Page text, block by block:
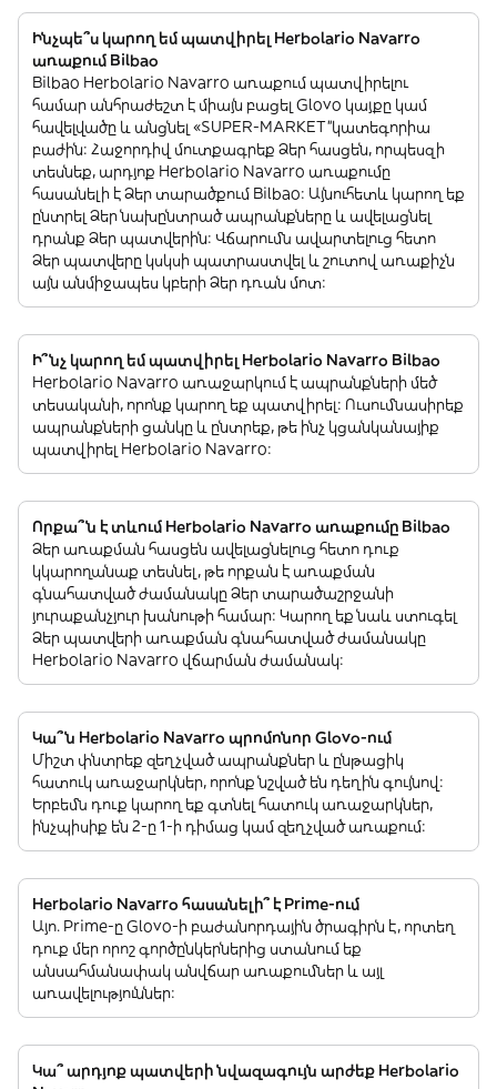
Ինչպե՞ս կարող եմ պատվիրել Herbolario Navarro
առաքում Bilbao
Bilbao Herbolario Navarro առաքում պատվիրելու
համար անհրաժեշտ է միայն բացել Glovo կայքը կամ
հավելվածը և անցնել «SUPER-MARKET”կատեգորիա
բաժին: Հաջորդիվ մուտքագրեք Ձեր հասցեն, որպեսզի
տեսնեք, արդյոք Herbolario Navarro առաքումը
հասանելի է Ձեր տարածքում Bilbao: Այնուհետև կարող եք
ընտրել Ձեր նախընտրած ապրանքները և ավելացնել
դրանք Ձեր պատվերին: Վճարումն ավարտելուց հետո
Ձեր պատվերը կսկսի պատրաստվել և շուտով առաքիչն
այն անմիջապես կբերի Ձեր դռան մոտ:
Ի՞նչ կարող եմ պատվիրել Herbolario Navarro Bilbao
Herbolario Navarro առաջարկում է ապրանքների մեծ
տեսականի, որոնք կարող եք պատվիրել: Ուսումնասիրեք
ապրանքների ցանկը և ընտրեք, թե ինչ կցանկանայիք
պատվիրել Herbolario Navarro:
Որքա՞ն է տևում Herbolario Navarro առաքումը Bilbao
Ձեր առաքման հասցեն ավելացնելուց հետո դուք
կկարողանաք տեսնել, թե որքան է առաքման
գնահատված ժամանակը Ձեր տարածաշրջանի
յուրաքանչյուր խանութի համար: Կարող եք նաև ստուգել
Ձեր պատվերի առաքման գնահատված ժամանակը
Herbolario Navarro վճարման ժամանակ:
Կա՞ն Herbolario Navarro պրոմոնոր Glovo-ում
Միշտ փնտրեք զեղչված ապրանքներ և ընթացիկ
հատուկ առաջարկներ, որոնք նշված են դեղին գույնով:
Երբեմն դուք կարող եք գտնել հատուկ առաջարկներ,
ինչպիսիք են 2-ը 1-ի դիմաց կամ զեղչված առաքում:
Herbolario Navarro հասանելի՞ է Prime-ում
Այո. Prime-ը Glovo-ի բաժանորդային ծրագիրն է, որտեղ
դուք մեր որոշ գործընկերներից ստանում եք
անսահմանափակ անվճար առաքումներ և այլ
առավելություններ:
Կա՞ արդյոք պատվերի նվազագույն արժեք Herbolario